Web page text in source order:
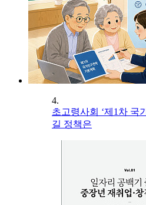
4.
초고령사회 ‘제1차 국
길 정책은